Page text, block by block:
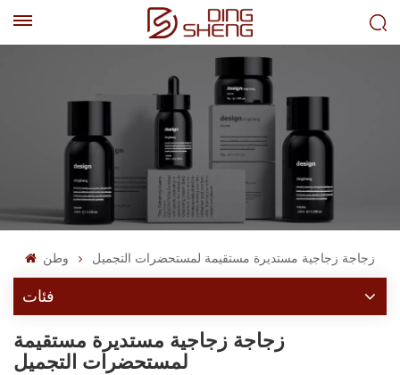
وطن زجاجة زجاجية مستديرة مستقيمة لمستحضرات التجميل
فئات
زجاجة زجاجية مستديرة مستقيمة
لمستحضرات التجميل